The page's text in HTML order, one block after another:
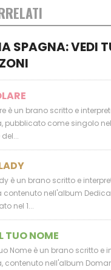
SPAGNA: VEDI
è un brano scritto e
pubblicato come singolo
è un brano scritto e
contenuto nell'album
nel 1...
TUO NOME
Nome è un brano scritto e
contenuto nell'album